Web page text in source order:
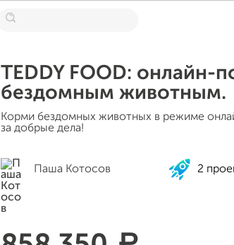
TEDDY FOOD: онлайн-
бездомным животным.
Корми бездомных животных в режиме
за добрые дела!
Паша Котосов 2